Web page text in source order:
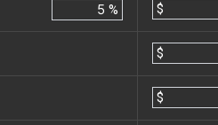
% $
$
$